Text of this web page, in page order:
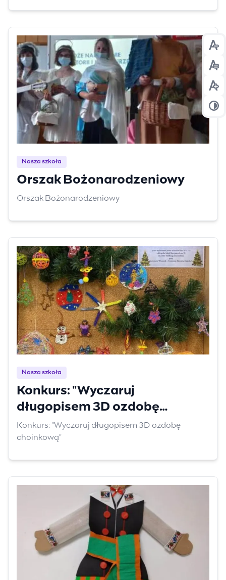
Nasza szkoła
Orszak Bożonarodzeniowy
Orszak Bożonarodzeniowy
Nasza szkoła
Konkurs: "Wyczaruj
długopisem 3D ozdobę
choinkową"
Konkurs: "Wyczaruj długopisem 3D ozdobę
choinkową"